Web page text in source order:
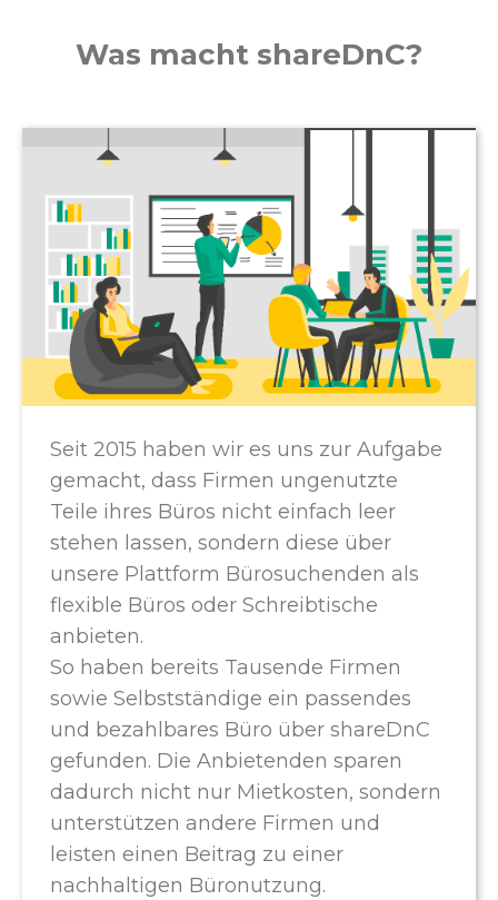
Was macht shareDnC?
Seit 2015 haben wir es uns zur Aufgabe
gemacht, dass Firmen ungenutzte
Teile ihres Büros nicht einfach leer
stehen lassen, sondern diese über
unsere Plattform Bürosuchenden als
flexible Büros oder Schreibtische
anbieten.
So haben bereits Tausende Firmen
sowie Selbstständige ein passendes
und bezahlbares Büro über shareDnC
gefunden. Die Anbietenden sparen
dadurch nicht nur Mietkosten, sondern
unterstützen andere Firmen und
leisten einen Beitrag zu einer
nachhaltigen Büronutzung.